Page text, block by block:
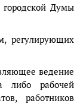
городской Думы
регулирующих
ведение
либо рабочей
работников